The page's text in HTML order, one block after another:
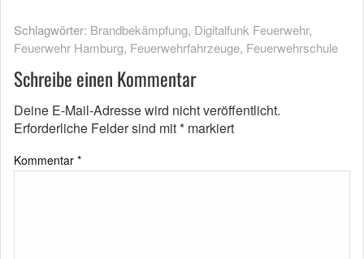
Schlagwörter: Brandbekämpfung, Digitalfunk Feuerwehr,
Feuerwehr Hamburg, Feuerwehrfahrzeuge, Feuerwehrschule
Schreibe einen Kommentar
Deine E-Mail-Adresse wird nicht veröffentlicht.
Erforderliche Felder sind mit* markiert
Kommentar *